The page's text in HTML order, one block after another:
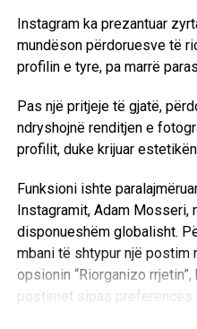
Instagram ka prezantuar
mundëson përdoruesve të
profilin e tyre, pa marrë
Pas një pritjeje të gjatë,
ndryshojnë renditjen e
profilit, duke krijuar
Funksioni ishte
Instagramit, Adam Mosseri,
disponueshëm globalisht.
mbani të shtypur një postim
opsionin “Riorganizo
postimet sipas preferencës.